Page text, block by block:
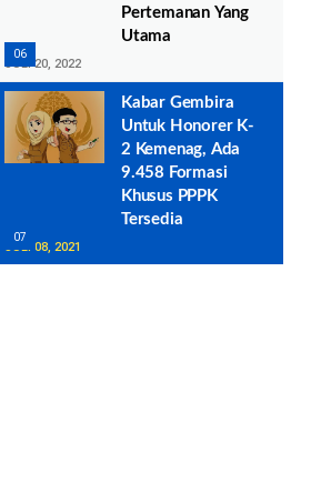
Pertemanan Yang
Utama
JULI 20, 2022
Kabar Gembira
Untuk Honorer K-
2 Kemenag, Ada
9.458 Formasi
Khusus PPPK
Tersedia
JULI 08, 2021